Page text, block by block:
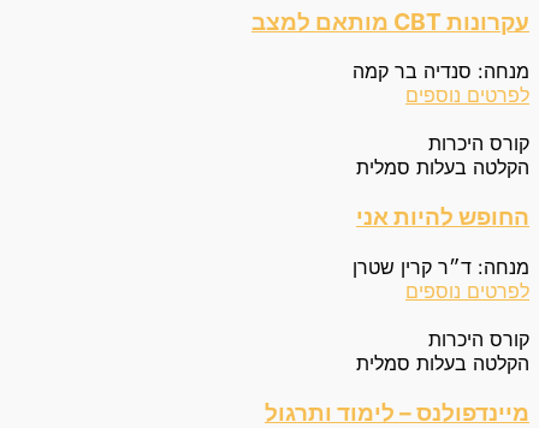
עקרונות CBT מותאם למצב
מנחה: סנדיה בר קמה
לפרטים נוספים
קורס היכרות
הקלטה בעלות סמלית
החופש להיות אני
מנחה: ד״ר קרין שטרן
לפרטים נוספים
קורס היכרות
הקלטה בעלות סמלית
מיינדפולנס – לימוד ותרגול